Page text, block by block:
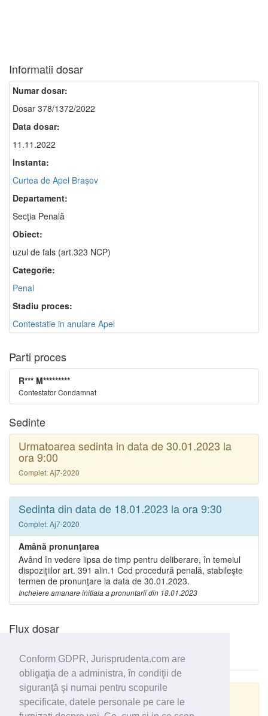
Conform GDPR, Jurisprudenta.com are
obligaţia de a administra, în condiţii de
siguranţă şi numai pentru scopurile
specificate, datele personale pe care le
Informatii dosar
Numar dosar:
Dosar 378/1372/2022
Data dosar:
11.11.2022
Instanta:
Curtea de Apel Brașov
Departament:
Secţia Penală
Obiect:
uzul de fals (art.323 NCP)
Categorie:
Penal
Stadiu proces:
Contestatie in anulare Apel
Parti proces
R*** M*********
Contestator Condamnat
Sedinte
Urmatoarea sedinta in data de 30.01.2023 la
ora 9:00
Complet: Aj7-2020
Sedinta din data de 18.01.2023 la ora 9:30
Complet: Aj7-2020
Amână pronunţarea
Având în vedere lipsa de timp pentru deliberare, în temeiul
dispoziţiilor art. 391 alin.1 Cod procedură penală, stabileşte
termen de pronunţare la data de 30.01.2023.
Incheiere amanare initiala a pronuntarii din 18.01.2023
Flux dosar
Actualizare GRPD